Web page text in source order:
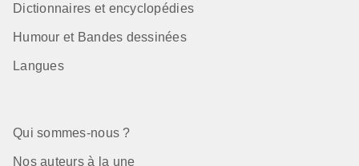
Dictionnaires et encyclopédies
Humour et Bandes dessinées
Langues
Qui sommes-nous ?
Nos auteurs à la une